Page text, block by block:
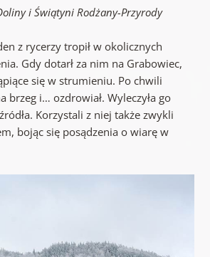
i Świątyni Rodżany-Przyrody
z rycerzy tropił w okolicznych
Gdy dotarł za nim na Grabowiec,
się w strumieniu. Po chwili
brzeg i… ozdrowiał. Wyleczyła go
Korzystali z niej także zwykli
bojąc się posądzenia o wiarę w